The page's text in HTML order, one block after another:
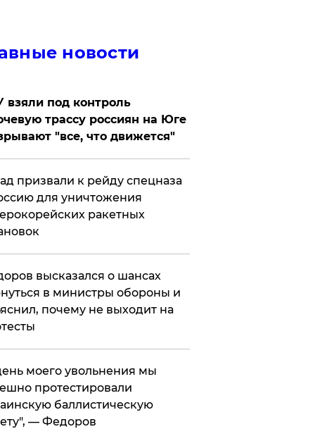
новости
взяли под контроль
трассу россиян на Юге
"все, что движется"
призвали к рейду спецназа
для уничтожения
ракетных
высказался о шансах
в министры обороны и
почему не выходит на
моего увольнения мы
протестировали
баллистическую
— Федоров